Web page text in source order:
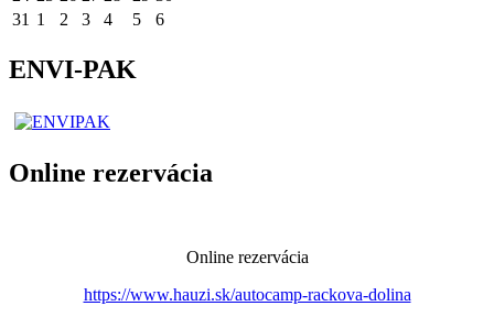
31 1 2 3 4 5 6
ENVI-PAK
Online rezervácia
Online rezervácia
https://www.hauzi.sk/autocamp-rackova-dolina